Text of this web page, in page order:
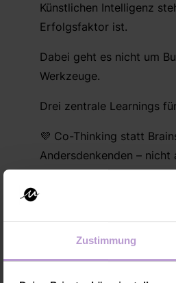
Zustimmung
Künstlichen Intelligenz
Erfolgsfaktor ist.
Dabei geht es nicht um
Werkzeuge.
Drei zentrale Learnings
💜 Co-Thinking statt
Andersdenkenden –
💜 Menschlichkeit als
Nähe, Präsenz – ist
keine KI.